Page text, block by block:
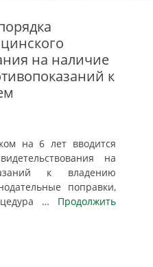
на наличие
к
на 6 лет вводится
на
к владению
поправки,
… Продолжить